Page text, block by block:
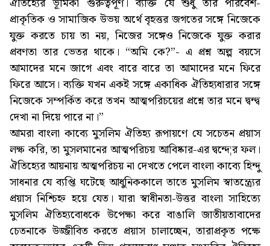
প্রাকৃতিক ও সামাজিক উভয় অর্থে বৃহত্তর জগতের সঙ্গে নিজেকে
যুক্ত করতে চায় তা নয়, নিজের সঙ্গেও নিজেকে যুক্ত করার
প্রবণতা তার ভেতর থাকে। “অমি কে?”- এ প্রশ্ন অল্প বয়সে
আমাদের মনে জাগে এবং বারে বারে তা আমাদের মনে ফিরে
ফিরে আসে। ব্যক্তি যখন একই সঙ্গে একাধিক ঐতিহ্যধারার সঙ্গে
নিজেকে সম্পর্কিত করে তখন আত্মপরিচয়ের প্রশ্নে তার মনে দ্বন্দ্ব
দেখা না দিয়ে পারে না।”
আমরা বাংলা কাব্যে মুসলিম ঐতিহ্য রূপায়ণে যে সচেতন প্রয়াস
লক্ষ করি, তা মুসলমানের আত্মপরিচয় আবিষ্কার-এর দ্বন্দে¦র ফল।
ঐতিহ্যের আয়নায় অত্মপরিচয় না দেখতে পেলে বাংলা কাব্যে হিন্দু
সাধনার যে ব্যপ্তি ঘটেছে আধুনিককালে তাতে মুসলিম স্বাতন্ত্র্যের
প্রয়াস নিশ্চিহ্ন হয়ে যেত। যারা স্বাধীনতা-উত্তর বাংলা সাহিত্যে
মুসলিম ঐতিহ্যবোধকে উপেক্ষা করে বাঙালি জাতীয়তাবাদের
চেতনাকে উজ্জীবিত করতে প্রয়াস চালাচ্ছেন, তারাপ্রকৃত পক্ষে